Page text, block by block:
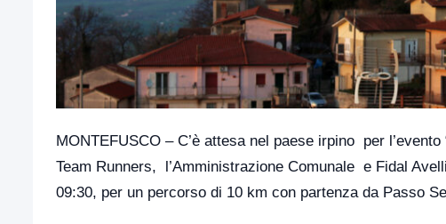
MONTEFUSCO – C’è attesa nel paese irpino per
Team Runners, l’Amministrazione Comunale e Fidal
09:30, per un percorso di 10 km con partenza da Passo